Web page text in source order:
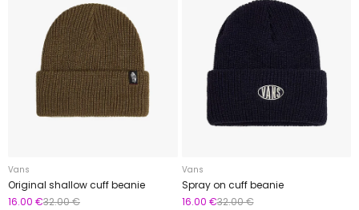
Vans
Original shallow cuff beanie
16.00 €32.00 €
Vans
Spray on cuff beanie
16.00 €32.00 €